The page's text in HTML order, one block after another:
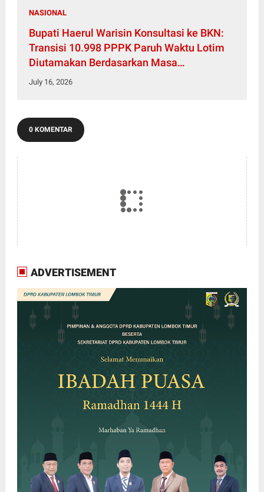
NASIONAL
Bupati Haerul Warisin Konsultasi ke BKN:
Transisi 10.998 PPPK Paruh Waktu Lotim
Diutamakan Berdasarkan Masa
Pengabdian
July 16, 2026
0 KOMENTAR
ADVERTISEMENT